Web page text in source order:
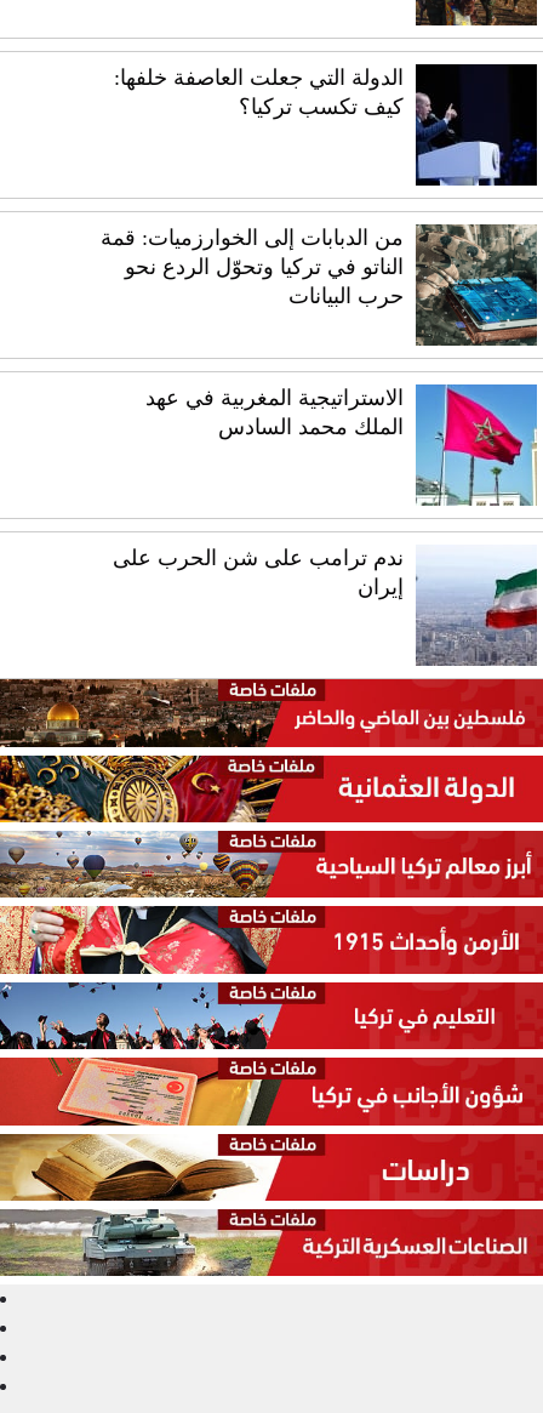
الدولة التي جعلت العاصفة خلفها:
كيف تكسب تركيا؟
من الدبابات إلى الخوارزميات: قمة
الناتو في تركيا وتحوّل الردع نحو
حرب البيانات
الاستراتيجية المغربية في عهد
الملك محمد السادس
ندم ترامب على شن الحرب على
إيران